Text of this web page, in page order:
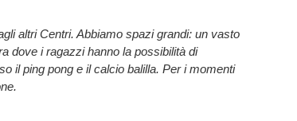
altri Centri. Abbiamo spazi grandi: un vasto
dove i ragazzi hanno la possibilità di
il ping pong e il calcio balilla. Per i momenti